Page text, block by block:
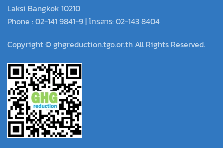
Laksi Bangkok 10210
Phone : 02-141 9841-9 | โทรสาร: 02-143 8404
Copyright © ghgreduction.tgo.or.th All Rights Reserved.